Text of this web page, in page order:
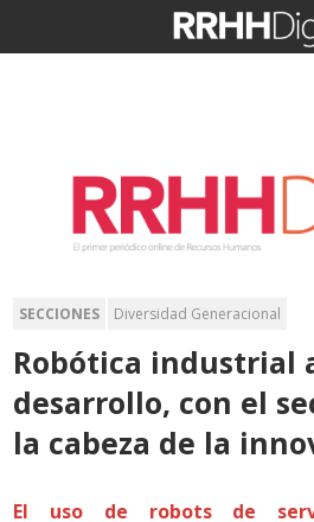
SECCIONES Diversidad Generacional
Robótica industrial
desarrollo, con el
la cabeza de la
El uso de robots de